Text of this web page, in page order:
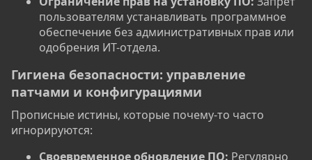
пользователям устанавливать программное
обеспечение без административных прав или
одобрения ИТ-отдела.
Гигиена безопасности: управление
патчами и конфигурациями​
Прописные истины, которые почему-то часто
игнорируются:
Своевременное обновление ПО: Регулярно